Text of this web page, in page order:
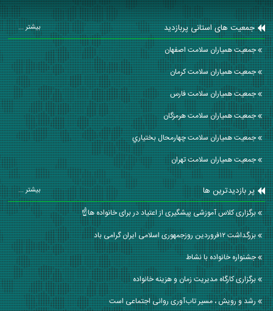
جمعیت های استانی پربازدید بیشتر ...
جمعیت همیاران سلامت اصفهان
جمعیت همیاران سلامت كرمان
جمعیت همیاران سلامت فارس
جمعیت همیاران سلامت هرمزگان
جمعیت همیاران سلامت چهارمحال بختياري
جمعیت همیاران سلامت تهران
پر بازدیدترین ها بیشتر ...
برگزاری کلاس آموزشی پیشگیری از اعتیاد در برای خانواده ها☝️
بزرگداشت ۱۲فروردین روزجمهوری اسلامی ایران گرامی باد
جشنواره خانواده با نشاط
برگزاری کارگاه مدیریت زمان و هزینه خانواده
رشد و رویش ، مسیر تاب‌آوری روانی اجتماعی است